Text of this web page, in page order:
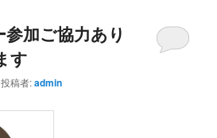
参加ご協力あり
す
投稿者:admin